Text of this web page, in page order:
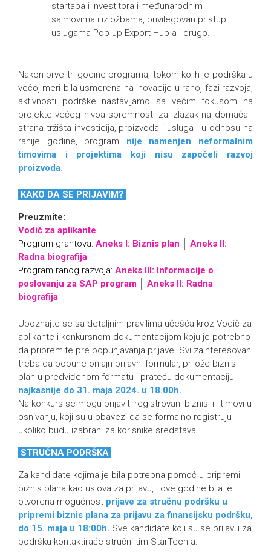
startapa i investitora i međunarodnim
sajmovima i izložbama, privilegovan pristup
uslugama Pop-up Export Hub-a i drugo.
Nakon prve tri godine programa, tokom kojih je podrška u
većoj meri bila usmerena na inovacije u ranoj fazi razvoja,
aktivnosti podrške nastavljamo sa većim fokusom na
projekte većeg nivoa spremnosti za izlazak na domaća i
strana tržišta investicija, proizvoda i usluga - u odnosu na
ranije godine, program nije namenjen neformalnim
timovima i projektima koji nisu započeli razvoj
proizvoda.
KAKO DA SE PRIJAVIM?
Preuzmite:
Vodič za aplikante
Program grantova: Aneks I: Biznis plan
Aneks II:
Radna biografija
Program ranog razvoja: Aneks III: Informacije o
poslovanju za SAP program
Aneks II: Radna
biografija
Upoznajte se sa detaljnim pravilima učešća kroz Vodič za
aplikante i konkursnom dokumentacijom koju je potrebno
da pripremite pre popunjavanja prijave. Svi zainteresovani
treba da popune onlajn prijavni formular, prilože biznis
plan u predviđenom formatu i prateću dokumentaciju
najkasnije do 31. maja 2024. u 18.00h.
Na konkurs se mogu prijaviti registrovani biznisi ili timovi u
osnivanju, koji su u obavezi da se formalno registruju
ukoliko budu izabrani za korisnike sredstava.
STRUČNA PODRŠKA
Za kandidate kojima je bila potrebna pomoć u pripremi
biznis plana kao uslova za prijavu, i ove godine bila je
otvorena mogućnost prijave za stručnu podršku u
pripremi biznis plana za prijavu za finansijsku podršku,
do 15. maja u 18:00h. Sve kandidate koji su se prijavili za
podršku kontaktiraće stručni tim StarTech-a.